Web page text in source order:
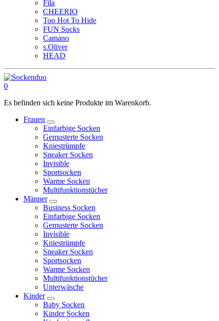
Fila
CHEERIO
Too Hot To Hide
FUN Socks
Camano
s.Oliver
HEAD
0
Es befinden sich keine Produkte im Warenkorb.
Frauen
Einfarbige Socken
Gemusterte Socken
Kniestrümpfe
Sneaker Socken
Invisible
Sportsocken
Warme Socken
Multifunktionstücher
Männer
Business Socken
Einfarbige Socken
Gemusterte Socken
Invisible
Kniestrümpfe
Sneaker Socken
Sportsocken
Warme Socken
Multifunktionstücher
Unterwäsche
Kinder
Baby Socken
Kinder Socken